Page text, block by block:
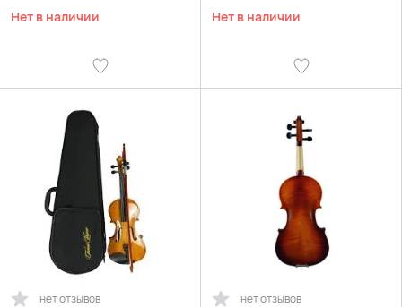
Нет в наличии Нет в наличии
нет отзывов нет отзывов